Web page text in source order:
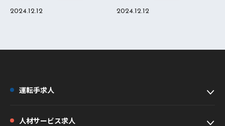
2024.12.12 2024.12.12
運転手求人
人材サービス求人